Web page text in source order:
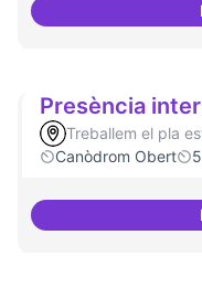
Presència
Treballem el pla
Canòdrom Obert